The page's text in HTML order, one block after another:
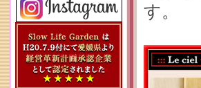
す。